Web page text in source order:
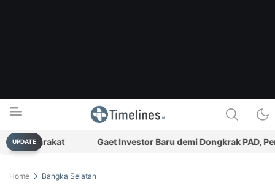
Timelines.id
Media Literasi, Sejarah & Budaya
UPDATE
Masyarakat Gaet Investor Baru demi Dongkrak PAD,
Home Bangka Selatan